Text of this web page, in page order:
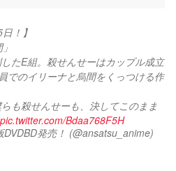
！】
たE組。殺せんせーはカップル成立
でのイリーナと烏間をくっつける作
も殺せんせーも、決してこのまま
pic.twitter.com/Bdaa768F5H
発売！ (@ansatsu_anime)